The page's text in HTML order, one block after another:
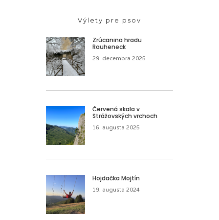
Výlety pre psov
Zrúcanina hradu
Rauheneck
29. decembra 2025
Červená skala v
Strážovských vrchoch
16. augusta 2025
Hojdačka Mojtín
19. augusta 2024